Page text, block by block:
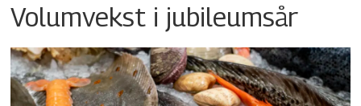
Volumvekst i jubileumsår